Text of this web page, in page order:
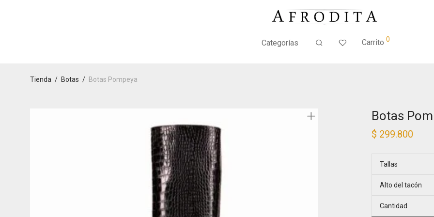
Categorías Carrito 0
Tienda / Botas / Botas Pompeya
Botas
$ 299.800
Tallas
Alto del tacón
Cantidad